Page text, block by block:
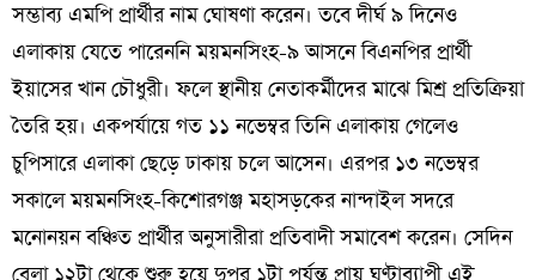
সম্ভাব্য এমপি প্রার্থীর নাম ঘোষণা করেন। তবে দীর্ঘ ৯ দিনেও
এলাকায় যেতে পারেননি ময়মনসিংহ-৯ আসনে বিএনপির প্রার্থী
ইয়াসের খান চৌধুরী। ফলে স্থানীয় নেতাকর্মীদের মাঝে মিশ্র প্রতিক্রিয়া
তৈরি হয়। একপর্যায়ে গত ১১ নভেম্বর তিনি এলাকায় গেলেও
চুপিসারে এলাকা ছেড়ে ঢাকায় চলে আসেন। এরপর ১৩ নভেম্বর
সকালে ময়মনসিংহ-কিশোরগঞ্জ মহাসড়কের নান্দাইল সদরে
মনোনয়ন বঞ্চিত প্রার্থীর অনুসারীরা প্রতিবাদী সমাবেশ করেন। সেদিন